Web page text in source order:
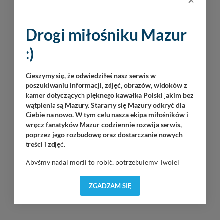
INNE PORTY W OKOLICY
Drogi miłośniku Mazur
:)
Cieszymy się, że odwiedziłeś nasz serwis w
poszukiwaniu informacji, zdjęć, obrazów, widoków z
kamer dotyczących pięknego kawałka Polski jakim bez
wątpienia są Mazury. Staramy się Mazury odkryć dla
Ciebie na nowo. W tym celu nasza ekipa miłośników i
wręcz fanatyków Mazur codziennie rozwija serwis,
poprzez jego rozbudowę oraz dostarczanie nowych
treści i zdjęć.
Abyśmy nadal mogli to robić, potrzebujemy Twojej
dostosować do Twoich preferencji. Twoje dane (w tym
pliki cookies) będą zapisywane w celu usprawnienia
ZGADZAM SIĘ